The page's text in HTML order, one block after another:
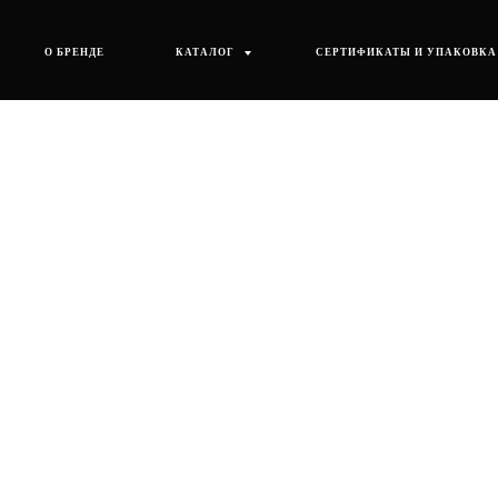
О БРЕНДЕ КАТАЛОГ СЕРТИФИКАТЫ И УПАКОВКА